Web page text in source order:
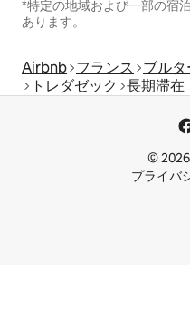
*特定の地域および一部の宿
あります。
Airbnb フランス ブルタ
トレダゼック
長期滞在
©
プライバ